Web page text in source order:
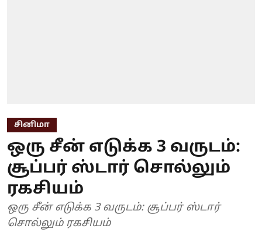
சினிமா
ஒரு சீன் எடுக்க 3 வருடம்:
சூப்பர் ஸ்டார் சொல்லும்
ரகசியம்
ஒரு சீன் எடுக்க 3 வருடம்: சூப்பர் ஸ்டார்
சொல்லும் ரகசியம்